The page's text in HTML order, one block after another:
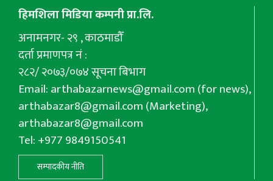
हिमशिला मिडिया कम्पनी प्रा.लि.
अनामनगर- २९ , काठमाडौँ
दर्ता प्रमाणपत्र नं :
२८२/ २०७३/०७४ सूचना बिभाग
Email:arthabazarnews@gmail.com(for news),
arthabazar8@gmail.com(Marketing),
arthabazar8@gmail.com
Tel: +977 9849150541
सम्पादकीय नीति